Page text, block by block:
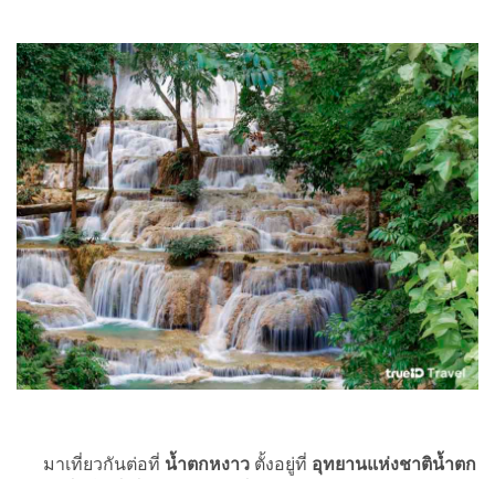
มาเที่ยวกันต่อที่ น้ำตกหงาว ตั้งอยู่ที่ อุทยานแห่งชาติน้ำตก